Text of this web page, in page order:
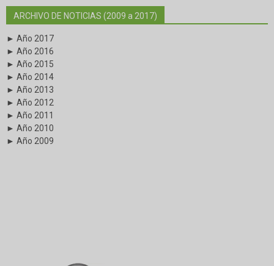
ARCHIVO DE NOTICIAS (2009 a 2017)
► Año 2017
► Año 2016
► Año 2015
► Año 2014
► Año 2013
► Año 2012
► Año 2011
► Año 2010
► Año 2009